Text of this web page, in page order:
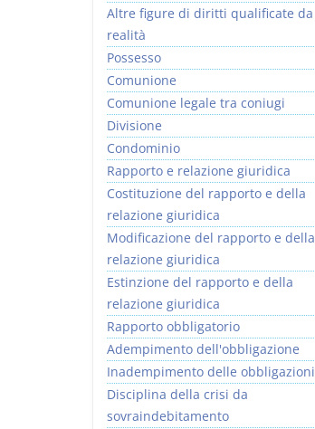
Altre figure di diritti qualificate da
realità
Possesso
Comunione
Comunione legale tra coniugi
Divisione
Condominio
Rapporto e relazione giuridica
Costituzione del rapporto e della
relazione giuridica
Modificazione del rapporto e della
relazione giuridica
Estinzione del rapporto e della
relazione giuridica
Rapporto obbligatorio
Adempimento dell'obbligazione
Inadempimento delle obbligazioni
Disciplina della crisi da
sovraindebitamento